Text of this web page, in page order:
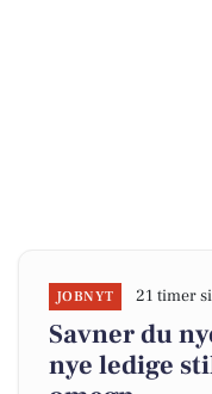
JOBNYT 21 timer
Savner du
nye ledige